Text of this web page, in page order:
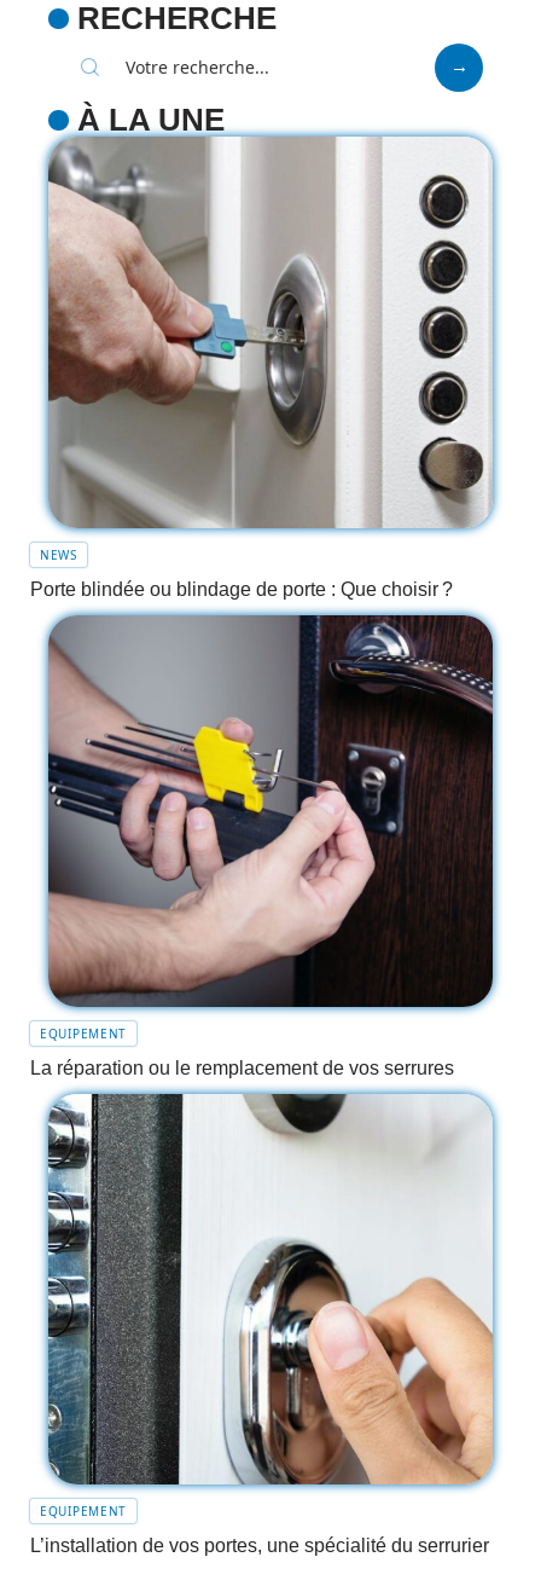
RECHERCHE
À LA UNE
NEWS
Porte blindée ou blindage de porte : Que choisir ?
EQUIPEMENT
La réparation ou le remplacement de vos serrures
EQUIPEMENT
L’installation de vos portes, une spécialité du serrurier